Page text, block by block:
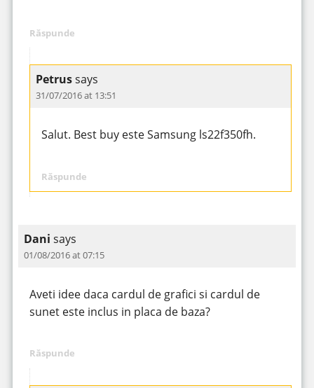
Răspunde
Petrussays
31/07/2016 at 13:51
Salut. Best buy este Samsung ls22f350fh.
Răspunde
Dani says
01/08/2016 at 07:15
Aveti idee daca cardul de grafici si cardul de
sunet este inclus in placa de baza?
Răspunde